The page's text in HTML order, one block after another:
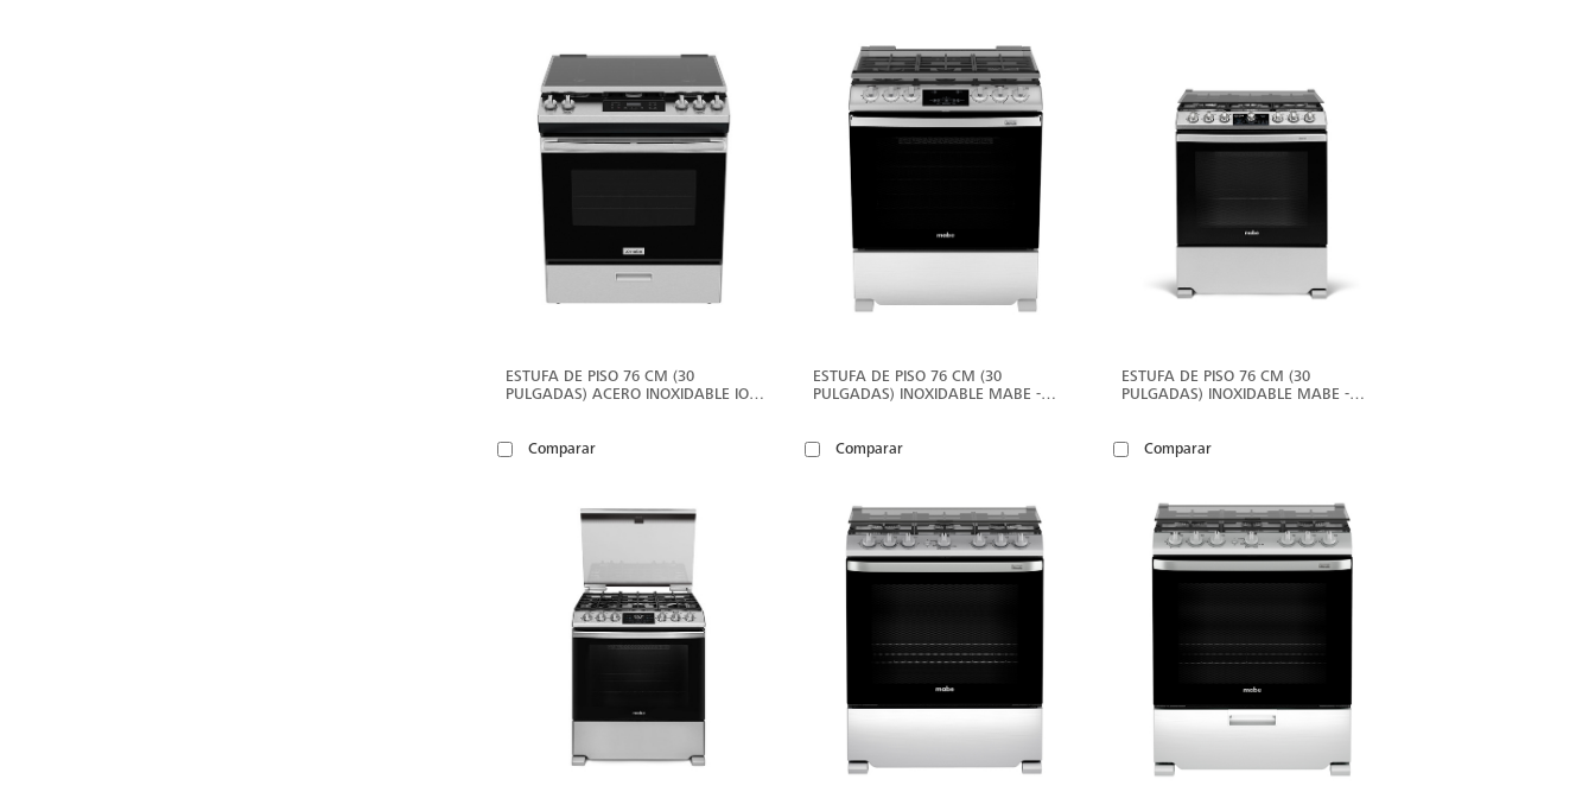
ESTUFA DE PISO 76 CM (30
PULGADAS) ACERO INOXIDABLE IO
Comparar
ESTUFA DE PISO 76 CM (30
PULGADAS) INOXIDABLE MABE -
Comparar
ESTUFA DE PISO 76 CM (30
PULGADAS) INOXIDABLE MABE -
Comparar
MÁS